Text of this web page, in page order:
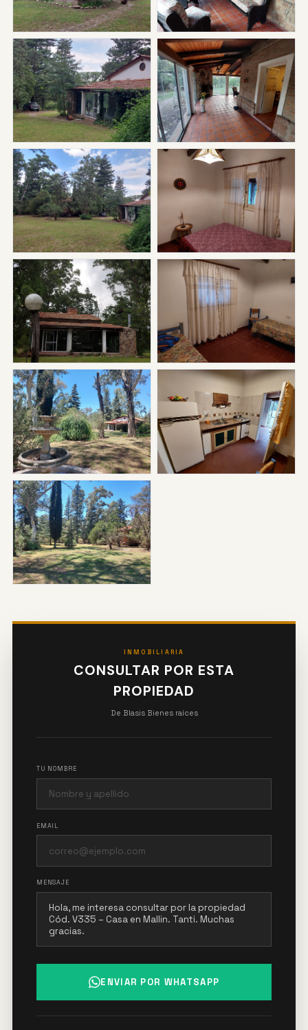
INMOBILIARIA
CONSULTAR POR ESTA
PROPIEDAD
De Blasis Bienes raíces
TU NOMBRE
EMAIL
MENSAJE
ENVIAR POR WHATSAPP